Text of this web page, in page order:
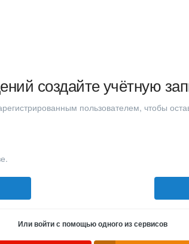
создайте учётную
пользователем, чтобы
Или войти с помощью одного из сервисов